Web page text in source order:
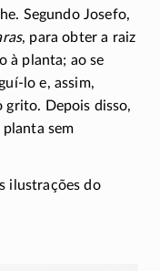
Segundo Josefo,
, para obter a raiz
à planta; ao se
lo e, assim,
grito. Depois disso,
sem
ilustrações do